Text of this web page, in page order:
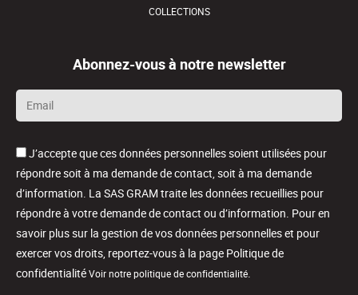
COLLECTIONS
Abonnez-vous à notre newsletter
Email
*
J’accepte que ces données personnelles soient utilisées pour
répondre soit à ma demande de contact, soit à ma demande
d’information. La SAS GRAM traite les données recueillies pour
répondre à votre demande de contact ou d’information. Pour en
savoir plus sur la gestion de vos données personnelles et pour
exercer vos droits, reportez-vous à la page Politique de
confidentialitéVoir notre politique de confidentialité.